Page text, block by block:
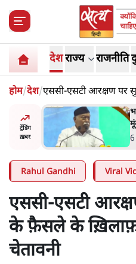
देशराज्य राजनीति
होम/देश/एससी-एसटी आरक्षण पर
आंदोलन की चेतावनी
ट्रेंडिंग
ख़बर
की मरम्मत
Rahul Gandhi Viral
एससी-एसटी
के फ़ैसले के
चेतावनी